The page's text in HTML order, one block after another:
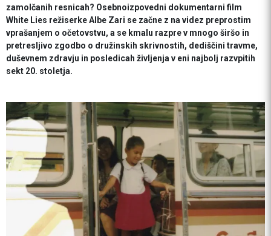
zamolčanih resnicah? Osebnoizpovedni dokumentarni film
White Lies režiserke Albe Zari se začne z na videz preprostim
vprašanjem o očetovstvu, a se kmalu razpre v mnogo širšo in
pretresljivo zgodbo o družinskih skrivnostih, dediščini travme,
duševnem zdravju in posledicah življenja v eni najbolj razvpitih
sekt 20. stoletja.